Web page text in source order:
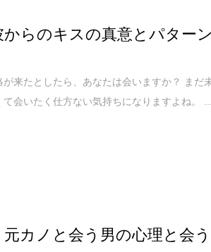
らのキスの真意とパターン
来たとしたら、あなたは会いますか？ まだ
会いたく仕方ない気持ちになりますよね。 ...
カノと会う男の心理と会う